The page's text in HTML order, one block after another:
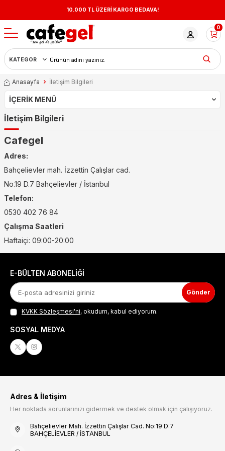
10.000 TL ÜZERİ KARGO BEDAVA!
0
Anasayfa İletişim Bilgileri
İÇERIK MENÜ
İletişim Bilgileri
Cafegel
Adres:
Bahçelievler mah. İzzettin Çalışlar cad.
No.19 D.7 Bahçelievler / İstanbul
Telefon:
0530 402 76 84
Çalışma Saatleri
Haftaiçi: 09:00-20:00
E-BÜLTEN ABONELIĞI
Gönder
KVKK Sözleşmesi'ni, okudum, kabul ediyorum.
SOSYAL MEDYA
Adres & İletişim
Her noktada sorunlarınızı gidermek ve destek olmak için çalışıyoruz.
Bahçelievler Mah. İzzettin Çalışlar Cad. No:19 D:7
BAHÇELİEVLER / İSTANBUL